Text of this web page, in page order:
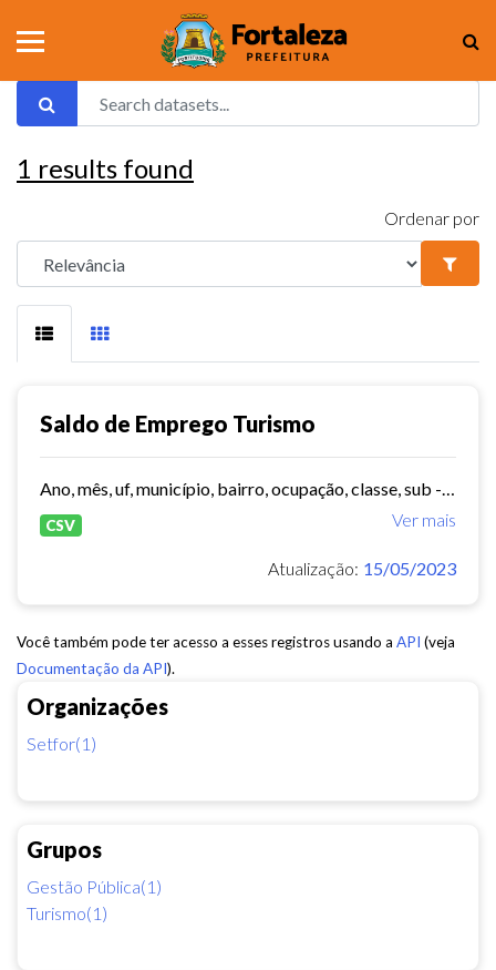
Organizações
Setfor(1)
Grupos
Gestão Pública(1)
Turismo(1)
1 results found
Ordenar por
Saldo de Emprego Turismo
Ver mais
CSV
Atualização: 15/05/2023
Você também pode ter acesso a esses registros usando a API (veja
Documentação da API).